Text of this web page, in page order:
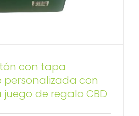
con tapa
con
de regalo CBD
impresión estilo
cierre de cinta
Cajas de embalaje